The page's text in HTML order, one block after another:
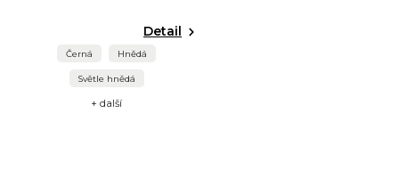
Detail
Černá Hnědá
Světle hnědá
+ další